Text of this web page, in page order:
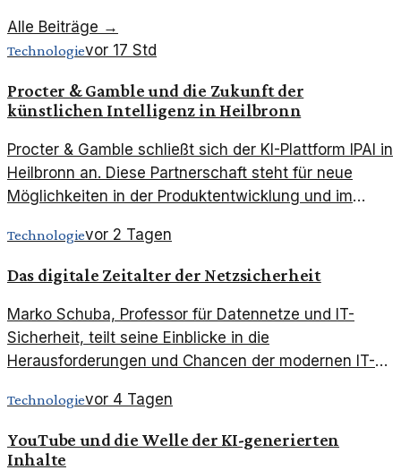
Alle Beiträge →
Technologievor 17 Std
Procter & Gamble und die Zukunft der
künstlichen Intelligenz in Heilbronn
Procter & Gamble schließt sich der KI-Plattform IPAI in
Heilbronn an. Diese Partnerschaft steht für neue
Möglichkeiten in der Produktentwicklung und im
Technologievor 2 Tagen
Das digitale Zeitalter der Netzsicherheit
Marko Schuba, Professor für Datennetze und IT-
Sicherheit, teilt seine Einblicke in die
Herausforderungen und Chancen der modernen IT-
Technologievor 4 Tagen
YouTube und die Welle der KI-generierten
Inhalte